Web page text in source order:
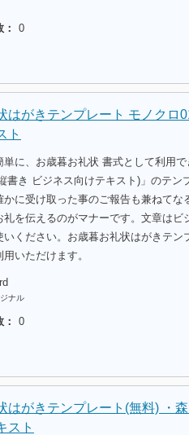
0
はがきテンプレート モノクロ
ト
単に、お歳暮お礼状 書式として利用
書き ビジネス向けテキスト)」のテン
かに受け取った事のご報告も兼ねてな
礼を伝えるのがマナーです。文章はビ
いください。お歳暮お礼状はがきテン
いただけます。
ナル
0
はがきテンプレート(無料) ・
スト